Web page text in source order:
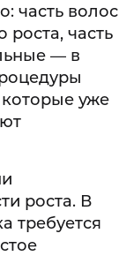
часть волос
роста, часть
— в
уже
роста. В
требуется